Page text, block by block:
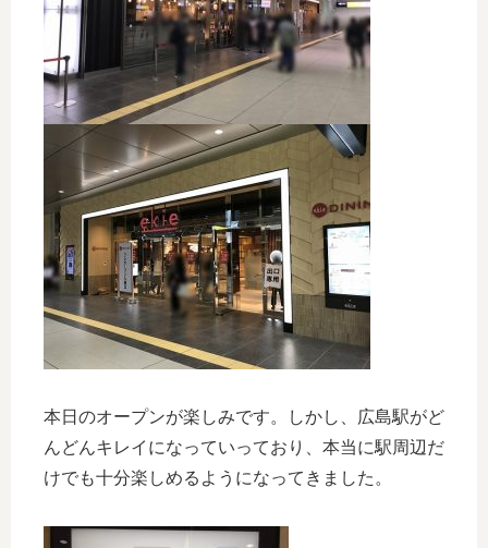
本日のオープンが楽しみです。しかし、広島駅がど
んどんキレイになっていっており、本当に駅周辺だ
けでも十分楽しめるようになってきました。